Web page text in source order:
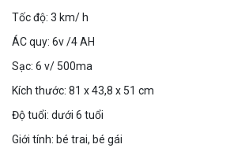
Tốc độ: 3 km/ h
ÁC quy: 6v /4 AH
Sạc: 6 v/ 500ma
Kích thước: 81 x 43,8 x 51 cm
Độ tuổi: dưới 6 tuổi
Giới tính: bé trai, bé gái